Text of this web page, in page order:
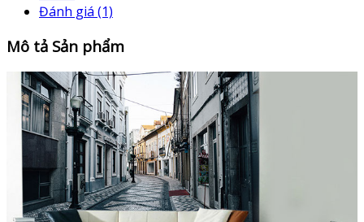
Đánh giá (1)
Mô tả Sản phẩm